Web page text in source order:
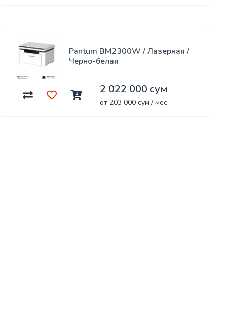
Pantum BM2300W / Лазерная /
Черно-белая
2 022 000 сум
от 203 000 сум / мес.